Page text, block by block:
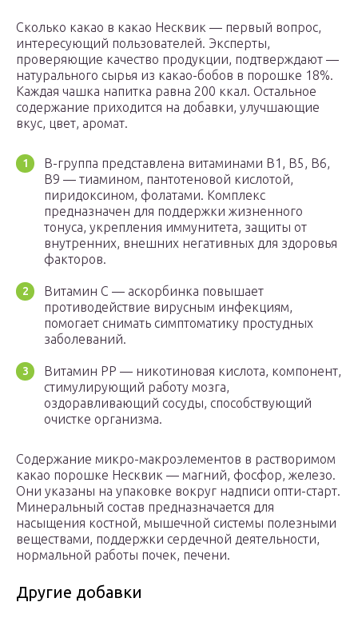
Сколько какао в какао Несквик — первый вопрос,
интересующий пользователей. Эксперты,
проверяющие качество продукции, подтверждают —
натурального сырья из какао-бобов в порошке 18%.
Каждая чашка напитка равна 200 ккал. Остальное
содержание приходится на добавки, улучшающие
вкус, цвет, аромат.
В-группа представлена витаминами В1, В5, В6,
В9 — тиамином, пантотеновой кислотой,
пиридоксином, фолатами. Комплекс
предназначен для поддержки жизненного
тонуса, укрепления иммунитета, защиты от
внутренних, внешних негативных для здоровья
факторов.
Витамин С — аскорбинка повышает
противодействие вирусным инфекциям,
помогает снимать симптоматику простудных
заболеваний.
Витамин РР — никотиновая кислота, компонент,
стимулирующий работу мозга,
оздоравливающий сосуды, способствующий
очистке организма.
Содержание микро-макроэлементов в растворимом
какао порошке Несквик — магний, фосфор, железо.
Они указаны на упаковке вокруг надписи опти-старт.
Минеральный состав предназначается для
насыщения костной, мышечной системы полезными
веществами, поддержки сердечной деятельности,
нормальной работы почек, печени.
Другие добавки